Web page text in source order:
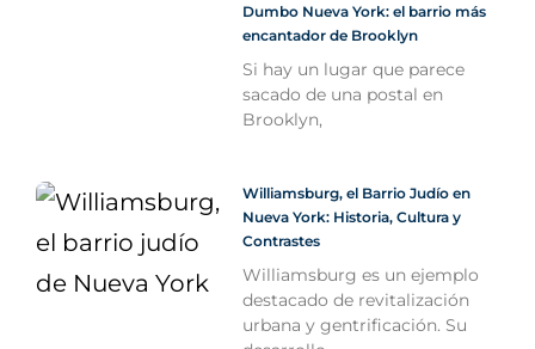
Dumbo Nueva York: el barrio más
encantador de Brooklyn
Si hay un lugar que parece
sacado de una postal en
Brooklyn,
Williamsburg, el Barrio Judío en
Nueva York: Historia, Cultura y
Contrastes
Williamsburg es un ejemplo
destacado de revitalización
urbana y gentrificación. Su